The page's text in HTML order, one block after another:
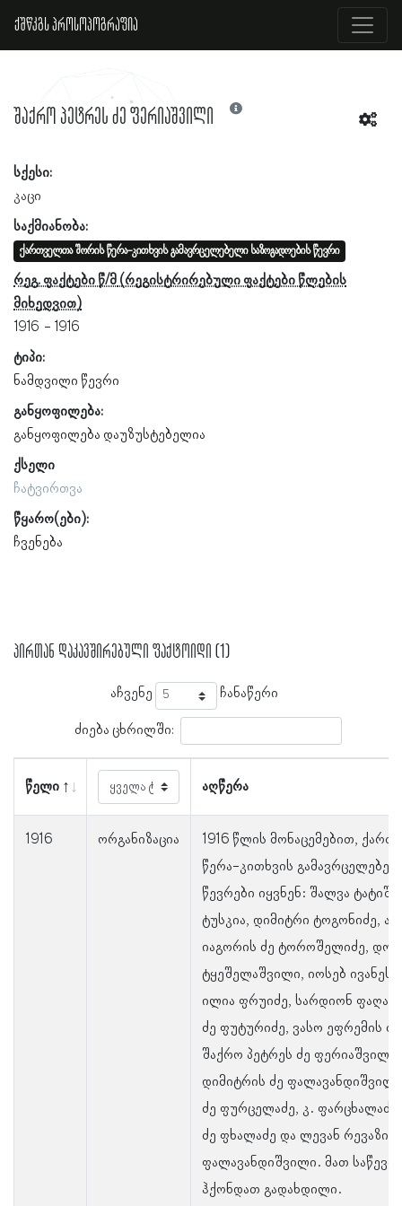
ქშწკგს პროსოპოგრაფია
შაქრო პეტრეს ძე ფერიაშვილი
სქესი:
კაცი
საქმიანობა:
ქართველთა შორის წერა-კითხვის გამავრცელებელი საზოგადოების წევრი
რეგ. ფაქტები წ/მ
1916
1916
ტიპი:
ნამდვილი წევრი
განყოფილება:
განყოფილება დაუზუსტებელია
ქსელი
ჩატვირთვა
წყარო(ები):
ჩვენება
პირთან დაკავშირებული ფაქტოიდი (1)
აჩვენე ჩანაწერი
ძიება ცხრილში:
წელი აღწერა
1916 ორგანიზაცია
1916 წლის მონაცემებით,
წერა-კითხვის
წევრები იყვნენ: შალვა
ტუსკია, დიმიტრი ტოგონიძე,
იაგორის ძე ტოროშელიძე,
ტყეშელაშვილი, იოსებ ივანეს
ილია ფრუიძე, სარდიონ
ძე ფუტურიძე, ვასო ეფრემის ძე
შაქრო პეტრეს ძე
დიმიტრის ძე
ძე ფურცელაძე, კ. ფარცხალაძე,
ძე ფხალაძე და ლევან რევაზის
ფალავანდიშვილი. მათ
ჰქონდათ გადახდილი.